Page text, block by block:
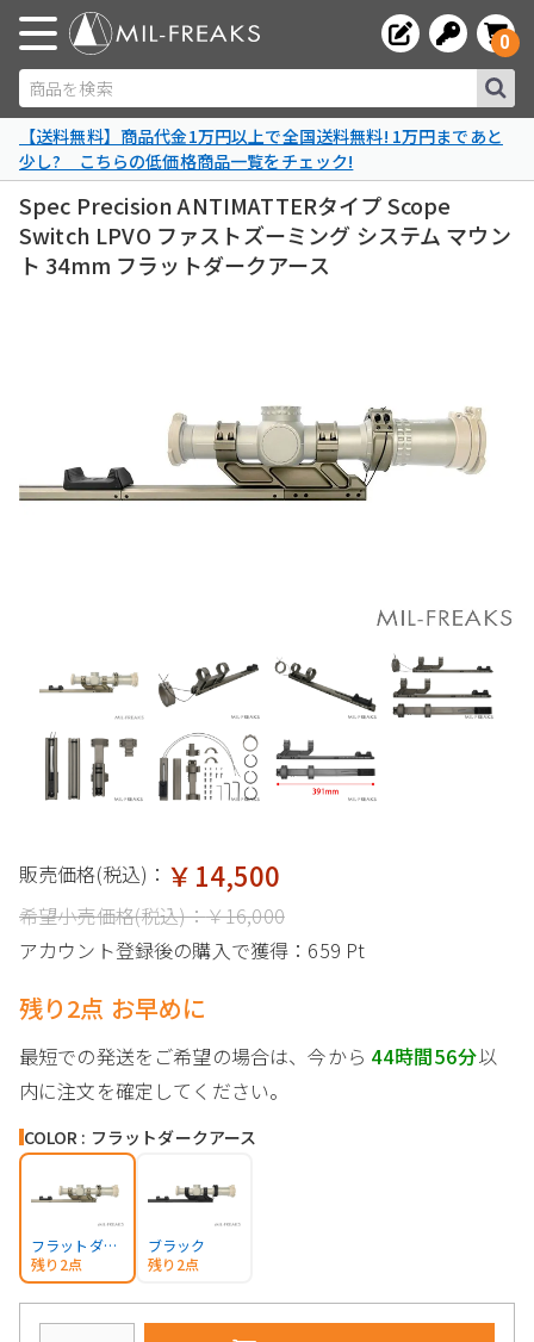
商品を検索
0
【送料無料】商品代金1万円以上で全国送料無料! 1万円まであと
少し? こちらの低価格商品一覧をチェック!
Spec Precision ANTIMATTERタイプ Scope
Switch LPVO ファストズーミング システム マウン
ト 34mm フラットダークアース
販売価格(税込)： ￥14,500
希望小売価格(税込)：￥16,000
アカウント登録後の購入で獲得： 659 Pt
残り2点 お早めに
最短での発送をご希望の場合は、今から 44時間56分以
内に注文を確定してください。
COLOR : フラットダークアース
フラットダークアース
残り2点
ブラック
残り2点